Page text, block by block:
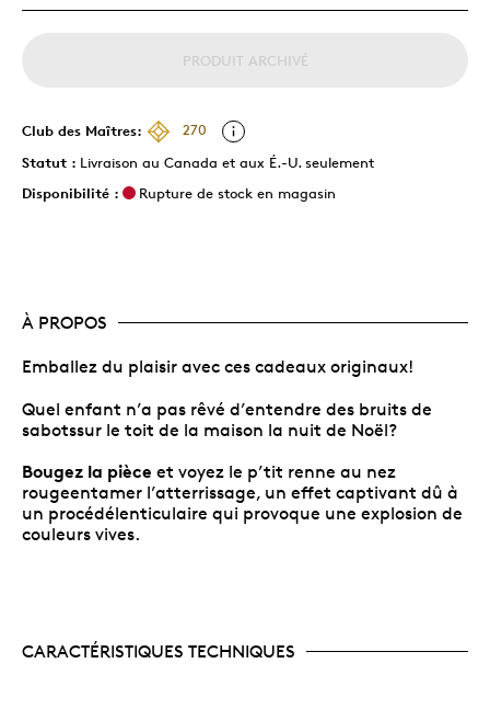
PRODUIT ARCHIVÉ
Club des Maîtres:
270
Statut : Livraison au Canada et aux É.-U. seulement
Disponibilité :
Rupture de stock en magasin
À PROPOS
Emballez du plaisir avec ces cadeaux originaux!
Quel enfant n’a pas rêvé d’entendre des bruits de
sabotssur le toit de la maison la nuit de Noël?
Bougez la pièce et voyez le p’tit renne au nez
rougeentamer l’atterrissage, un effet captivant dû à
un procédélenticulaire qui provoque une explosion de
couleurs vives.
CARACTÉRISTIQUES TECHNIQUES